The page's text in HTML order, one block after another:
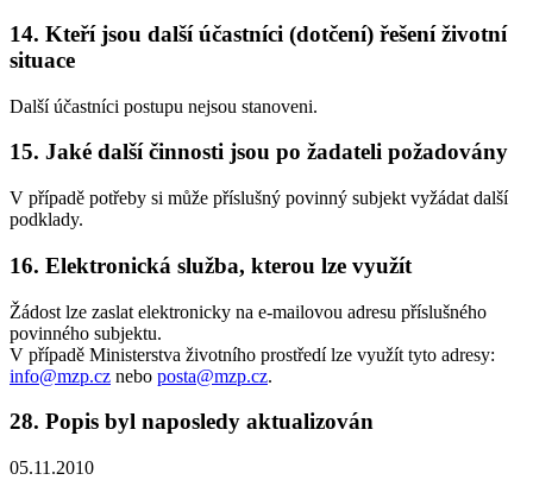
14. Kteří jsou další účastníci (dotčení) řešení životní
situace
Další účastníci postupu nejsou stanoveni.
15. Jaké další činnosti jsou po žadateli požadovány
V případě potřeby si může příslušný povinný subjekt vyžádat další
podklady.
16. Elektronická služba, kterou lze využít
Žádost lze zaslat elektronicky na e-mailovou adresu příslušného
povinného subjektu.
V případě Ministerstva životního prostředí lze využít tyto adresy:
info@mzp.cz nebo posta@mzp.cz.
28. Popis byl naposledy aktualizován
05.11.2010